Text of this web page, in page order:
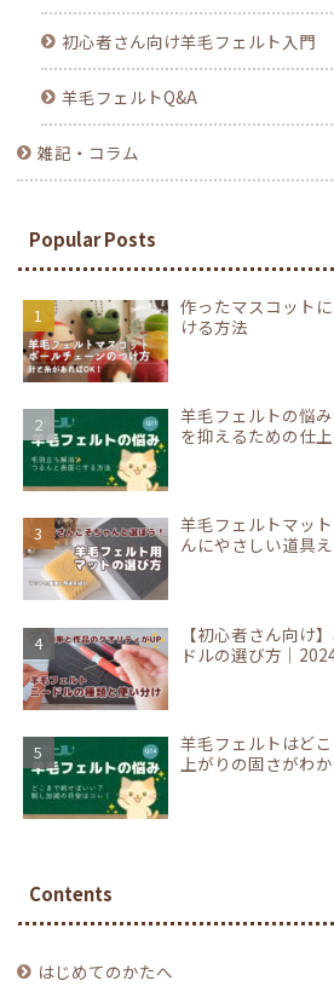
初心者さん向け羊毛フェルト入門
羊毛フェルトQ&A
雑記・コラム
Popular Posts
作ったマスコット
ける方法
羊毛フェルトの悩
を抑えるための仕
羊毛フェルトマッ
んにやさしい道具
【初心者さん向け
ドルの選び方｜
羊毛フェルトはど
上がりの固さがわ
Contents
はじめてのかたへ